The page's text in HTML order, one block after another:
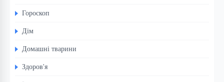
Гороскоп
Дім
Домашні тварини
Здоров'я